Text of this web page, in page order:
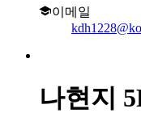
이메일
나현지